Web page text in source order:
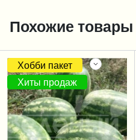
Похожие товары
Хобби пакет
Хиты продаж